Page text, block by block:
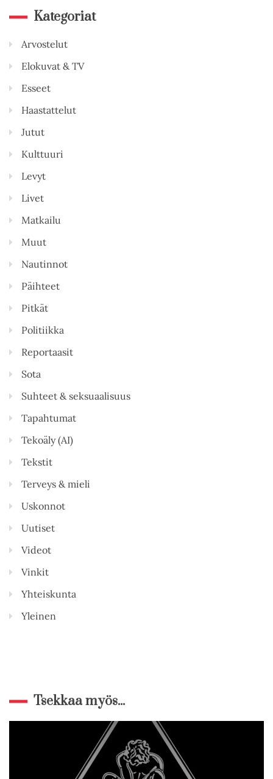
Kategoriat
Arvostelut
Elokuvat & TV
Esseet
Haastattelut
Jutut
Kulttuuri
Levyt
Livet
Matkailu
Muut
Nautinnot
Päihteet
Pitkät
Politiikka
Reportaasit
Sota
Suhteet & seksuaalisuus
Tapahtumat
Tekoäly (AI)
Tekstit
Terveys & mieli
Uskonnot
Uutiset
Videot
Vinkit
Yhteiskunta
Yleinen
Tsekkaa myös...